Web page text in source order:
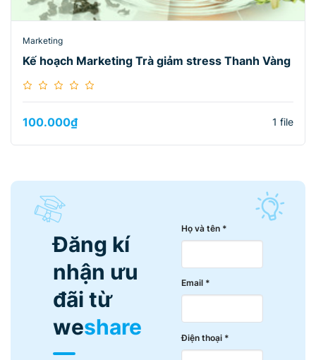
Marketing
Kế hoạch Marketing Trà giảm stress Thanh Vàng
100.000₫ 1 file
Đăng kí
nhận ưu
đãi từ
weshare
Họ và tên *
Email *
Điện thoại *